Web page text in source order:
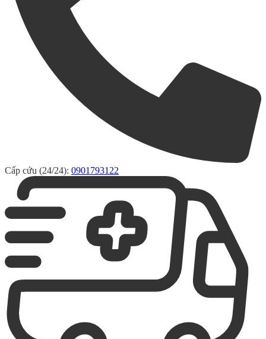
Cấp cứu (24/24): 0901793122